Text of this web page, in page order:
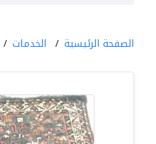
الصفحة الرئيسية الخدمات